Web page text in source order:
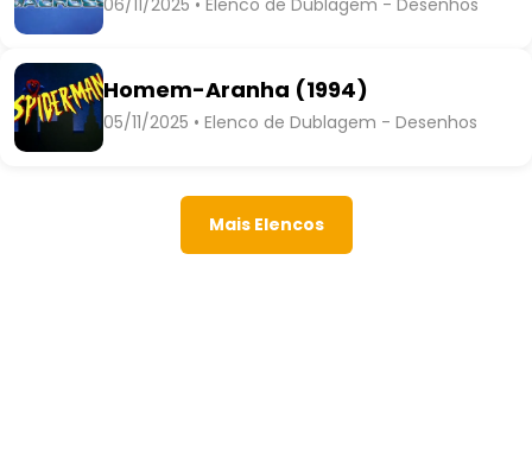
Homem-Aranha (1994)
05/11/2025 • Elenco de Dublagem - Desenhos
Mais Elencos